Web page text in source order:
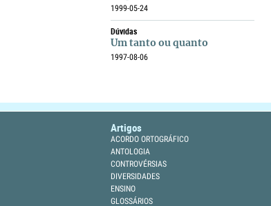
1999-05-24
Dúvidas
Um tanto ou quanto
1997-08-06
Artigos
ACORDO ORTOGRÁFICO
ANTOLOGIA
CONTROVÉRSIAS
DIVERSIDADES
ENSINO
GLOSSÁRIOS